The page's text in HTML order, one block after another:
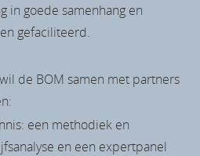
in goede samenhang en
gefaciliteerd.
de BOM samen met partners
een methodiek en
en een expertpanel